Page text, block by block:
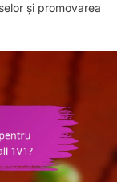
și promovarea